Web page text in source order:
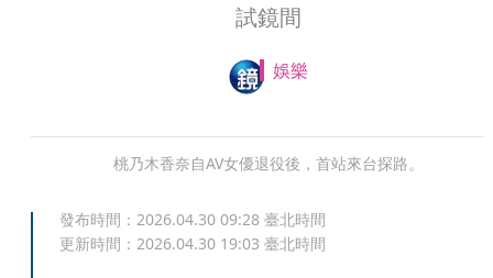
試鏡間
娛樂
桃乃木香奈自AV女優退役後，首站來台探路。
發布時間： 2026.04.30 09:28 臺北時間
更新時間： 2026.04.30 19:03 臺北時間